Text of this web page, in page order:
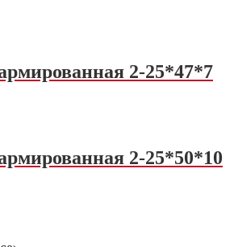
2-25*47*7
2-25*50*10